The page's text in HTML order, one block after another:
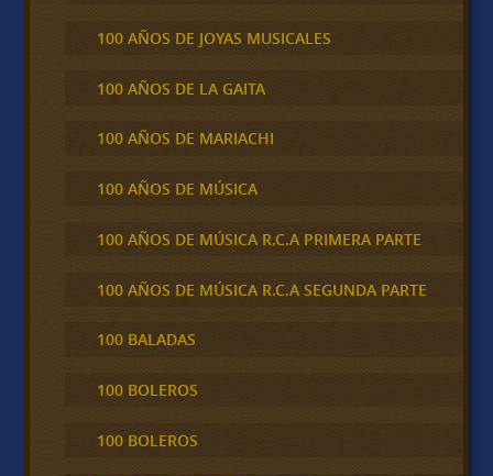
100 AÑOS DE JOYAS MUSICALES
100 AÑOS DE LA GAITA
100 AÑOS DE MARIACHI
100 AÑOS DE MÚSICA
100 AÑOS DE MÚSICA R.C.A PRIMERA PARTE
100 AÑOS DE MÚSICA R.C.A SEGUNDA PARTE
100 BALADAS
100 BOLEROS
100 BOLEROS